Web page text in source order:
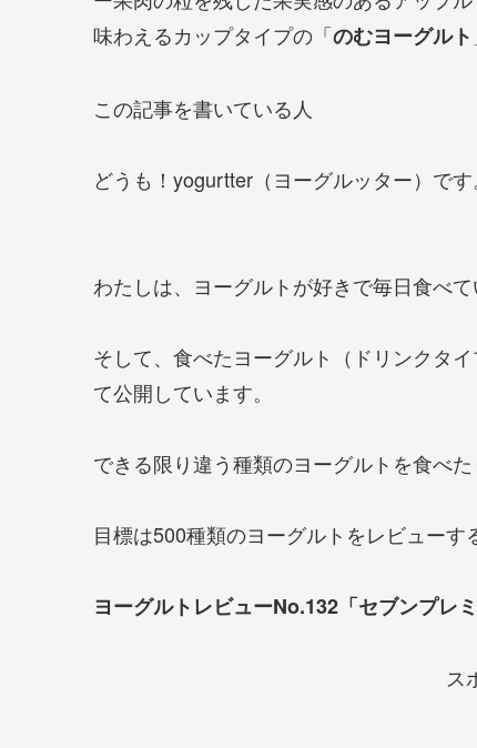
味わえるカップタイプの「のむヨーグルト
この記事を書いている人
どうも！yogurtter（ヨーグルッター）です。
わたしは、ヨーグルトが好きで毎日食べて
そして、食べたヨーグルト（ドリンクタ
て公開しています。
できる限り違う種類のヨーグルトを食べ
目標は500種類のヨーグルトをレビューす
ヨーグルトレビューNo.132「セブンプレ
ス